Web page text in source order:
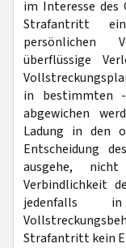
im Interesse des
Strafantritt
persönlichen
überflüssige
in bestimmten
abgewichen
Ladung in den
Entscheidung
ausgehe,
Verbindlichkeit
jedenfalls
Strafantritt kein